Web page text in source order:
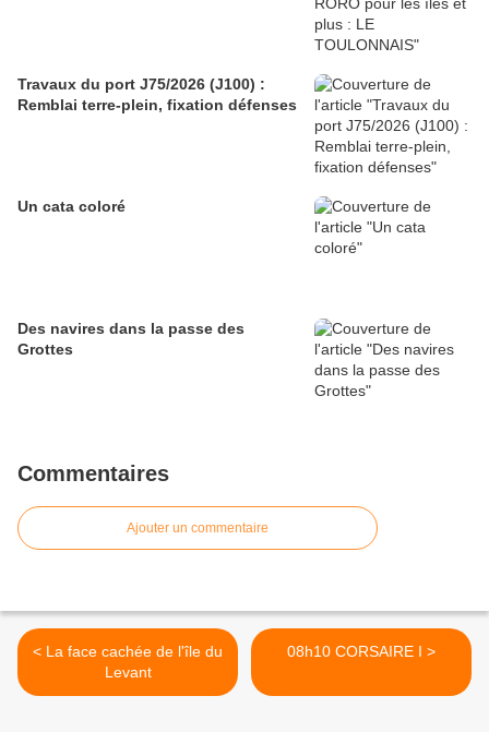
Travaux du port J75/2026 (J100) :
Remblai terre-plein, fixation défenses
Un cata coloré
Des navires dans la passe des
Grottes
Commentaires
Ajouter un commentaire
< La face cachée de l'île du
Levant
08h10 CORSAIRE I >